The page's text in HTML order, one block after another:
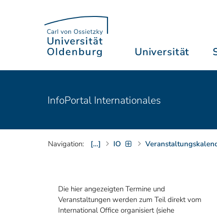
Universität
InfoPortal Internationales
Navigation: […] IO
Die hier angezeigten Termine und
Veranstaltungen werden zum Teil direkt vom
International Office organisiert (siehe